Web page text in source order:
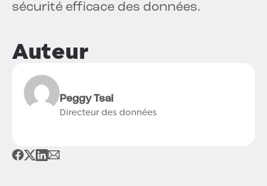
sécurité efficace des données.
Auteur
Peggy Tsai
Directeur des données